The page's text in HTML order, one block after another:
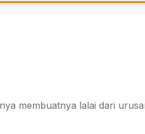
membuatnya lalai dari